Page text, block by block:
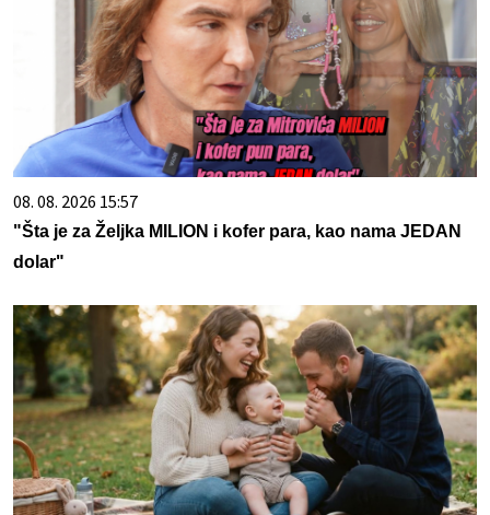
08. 08. 2026 15:57
"Šta je za Željka MILION i kofer para, kao nama JEDAN
dolar"